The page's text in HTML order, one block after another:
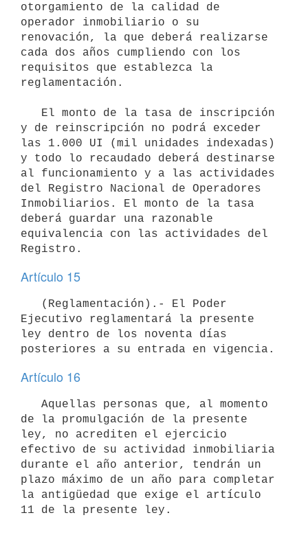
otorgamiento de la calidad de
operador inmobiliario o su
renovación, la que deberá realizarse
cada dos años cumpliendo con los
requisitos que establezca la
reglamentación.
y de reinscripción no podrá exceder
las 1.000 UI (mil unidades indexadas)
y todo lo recaudado deberá destinarse
al funcionamiento y a las actividades
del Registro Nacional de Operadores
Inmobiliarios. El monto de la tasa
deberá guardar una razonable
equivalencia con las actividades del
Artículo 15
Ejecutivo reglamentará la presente
ley dentro de los noventa días
Artículo 16
de la promulgación de la presente
ley, no acrediten el ejercicio
efectivo de su actividad inmobiliaria
durante el año anterior, tendrán un
plazo máximo de un año para completar
la antigüedad que exige el artículo
11 de la presente ley.